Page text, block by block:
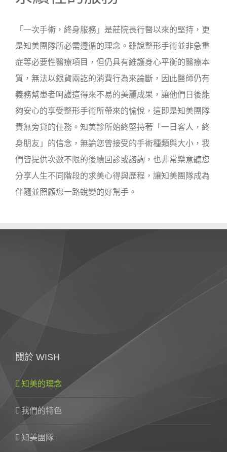
「一次手術，終身服務」是莊院長行醫以來的堅持，更
是知美團隊所必需遵循的理念。雖說整形手術並非急重
症等必要性醫療項目，但仍具有維護身心平衡的醫療本
質，無法以銀貨兩訖的消費行為來論斷，因此醫師仍有
義務幫患者呵護這得來不易的美麗成果，讓他們日後能
夠安心的享受整形手術所帶來的愉悅，這即是知美團隊
責無旁貸的任務。知美診所始終堅持著「一日客人，終
身朋友」的信念，無論您曾接受的手術種類與大小，我
們皆提供次數不限的後續回診或諮詢，也非常樂意聽您
分享人生不同階段的求美心得與歷程，讓知美團隊成為
伴隨並照顧您一路蛻變的好幫手。
關於 WISH
知美的理念
我們的特色
知美團隊